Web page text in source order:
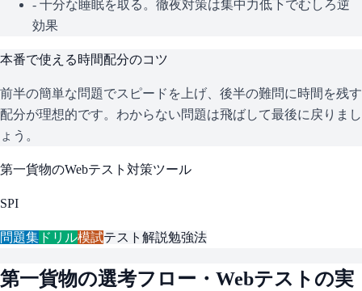
- 十分な睡眠を取る。徹夜対策は集中力低下でむしろ逆
効果
本番で使える時間配分のコツ
前半の簡単な問題でスピードを上げ、後半の難問に時間を残す
配分が理想的です。わからない問題は飛ばして最後に戻りまし
ょう。
第一貨物のWebテスト対策ツール
SPI
問題集 ドリル模試テスト解説勉強法
第一貨物の選考フロー・Webテストの実